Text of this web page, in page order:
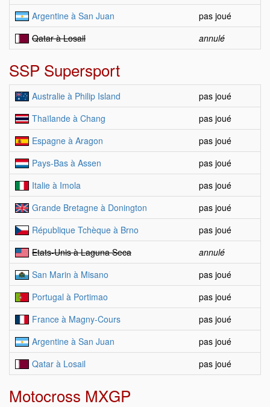
Argentine à San Juan
pas joué
Qatar à Losail
annulé
SSP Supersport
Australie à Philip Island
pas joué
Thaïlande à Chang
pas joué
Espagne à Aragon
pas joué
Pays-Bas à Assen
pas joué
Italie à Imola
pas joué
Grande Bretagne à Donington
pas joué
République Tchèque à Brno
pas joué
Etats-Unis à Laguna Seca
annulé
San Marin à Misano
pas joué
Portugal à Portimao
pas joué
France à Magny-Cours
pas joué
Argentine à San Juan
pas joué
Qatar à Losail
pas joué
Motocross MXGP